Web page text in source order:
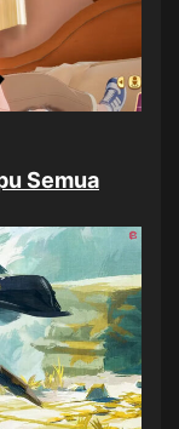
Semua